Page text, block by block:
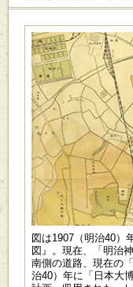
図は1907（明治40）
図』。現在、「明治
南側の道路、現在の
治40）年に「日本大